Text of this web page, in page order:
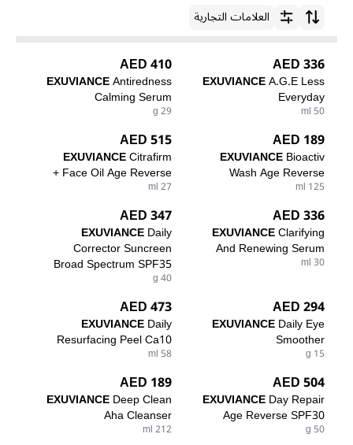
ترتيب حسبالعلامات التجارية
336 AED
EXUVIANCEA.G.E Less
Everyday
50 ml
410 AED
EXUVIANCEAntiredness
Calming Serum
29 g
189 AED
EXUVIANCEBioactiv
Wash Age Reverse
125 ml
515 AED
EXUVIANCECitrafirm
Face Oil Age Reverse +
27 ml
336 AED
EXUVIANCEClarifying
And Renewing Serum
30 ml
347 AED
EXUVIANCEDaily
Corrector Suncreen
Broad Spectrum SPF35
40 g
294 AED
EXUVIANCEDaily Eye
Smoother
15 g
473 AED
EXUVIANCEDaily
Resurfacing Peel Ca10
58 ml
504 AED
EXUVIANCEDay Repair
Age Reverse SPF30
50 g
189 AED
EXUVIANCEDeep Clean
Aha Cleanser
212 ml